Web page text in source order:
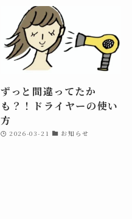
ずっと間違ってたか
も？！ドライヤーの使い
方
2026-03-21 お知らせ